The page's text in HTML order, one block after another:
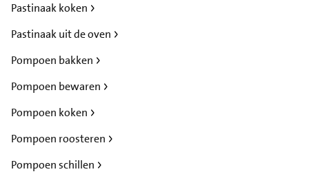
Pastinaak koken
Pastinaak uit de oven
Pompoen bakken
Pompoen bewaren
Pompoen koken
Pompoen roosteren
Pompoen schillen